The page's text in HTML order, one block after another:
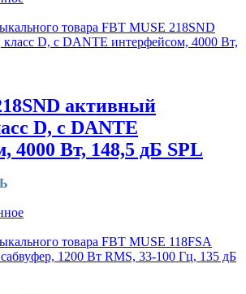
активный
D, с DANTE
4000 Вт, 148,5 дБ SPL